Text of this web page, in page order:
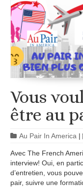
Vous
être au
Au Pair In America |
Avec The French
interview! Oui, en
d’entretien, vous
pair, suivre une